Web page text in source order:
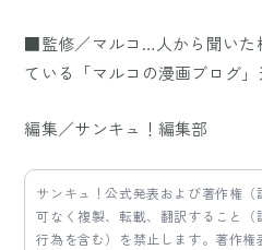
■監修／マルコ…人から聞いた
ている「マルコの漫画ブログ」
編集／サンキュ！編集部
サンキュ！公式発表および著作権
可なく複製、転載、翻訳すること
行為を含む）を禁止します。著作